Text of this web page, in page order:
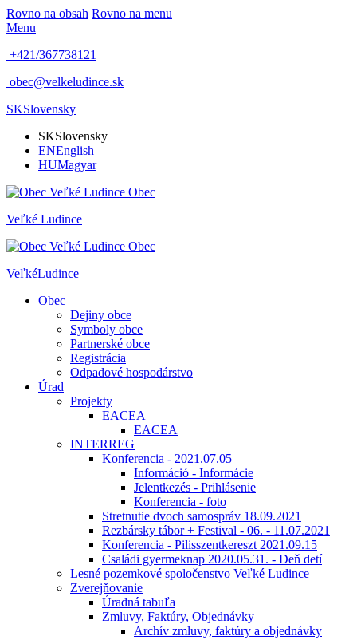
Rovno na obsah Rovno na menu
Menu
+421/367738121
obec@velkeludince.sk
SKSlovensky
SKSlovensky
ENEnglish
HUMagyar
Obec
Veľké Ludince
Obec
VeľkéLudince
Obec
Dejiny obce
Symboly obce
Partnerské obce
Registrácia
Odpadové hospodárstvo
Úrad
Projekty
EACEA
EACEA
INTERREG
Konferencia - 2021.07.05
Információ - Informácie
Jelentkezés - Prihlásenie
Konferencia - foto
Stretnutie dvoch samospráv 18.09.2021
Rezbársky tábor + Festival - 06. - 11.07.2021
Konferencia - Pilisszentkereszt 2021.09.15
Családi gyermeknap 2020.05.31. - Deň detí
Lesné pozemkové spoločenstvo Veľké Ludince
Zverejňovanie
Úradná tabuľa
Zmluvy, Faktúry, Objednávky
Archív zmluvy, faktúry a objednávky